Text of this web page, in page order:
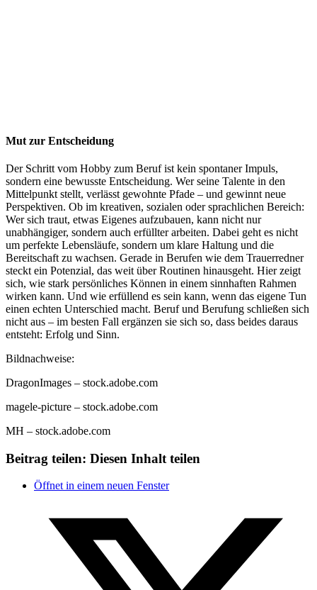
Mut zur Entscheidung
Der Schritt vom Hobby zum Beruf ist kein spontaner Impuls,
sondern eine bewusste Entscheidung. Wer seine Talente in den
Mittelpunkt stellt, verlässt gewohnte Pfade – und gewinnt neue
Perspektiven. Ob im kreativen, sozialen oder sprachlichen Bereich:
Wer sich traut, etwas Eigenes aufzubauen, kann nicht nur
unabhängiger, sondern auch erfüllter arbeiten. Dabei geht es nicht
um perfekte Lebensläufe, sondern um klare Haltung und die
Bereitschaft zu wachsen. Gerade in Berufen wie dem Trauerredner
steckt ein Potenzial, das weit über Routinen hinausgeht. Hier zeigt
sich, wie stark persönliches Können in einem sinnhaften Rahmen
wirken kann. Und wie erfüllend es sein kann, wenn das eigene Tun
einen echten Unterschied macht. Beruf und Berufung schließen sich
nicht aus – im besten Fall ergänzen sie sich so, dass beides daraus
entsteht: Erfolg und Sinn.
Bildnachweise:
DragonImages – stock.adobe.com
magele-picture – stock.adobe.com
MH – stock.adobe.com
Beitrag teilen: Diesen Inhalt teilen
Öffnet in einem neuen Fenster